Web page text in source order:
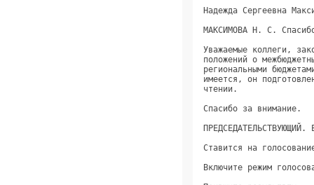
Надежда
МАКСИМОВА Н.
Уважаемые коллеги,
положений о
региональными
имеется, он
Ставится